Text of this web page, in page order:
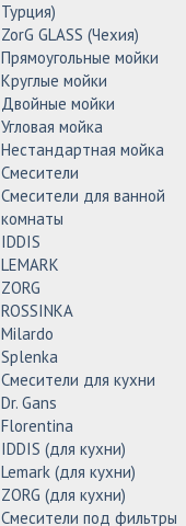
Турция)
ZorG GLASS (Чехия)
Прямоугольные мойки
Круглые мойки
Двойные мойки
Угловая мойка
Нестандартная мойка
Смесители
Смесители для ванной
комнаты
IDDIS
LEMARK
ZORG
ROSSINKA
Milardo
Splenka
Смесители для кухни
Dr. Gans
Florentina
IDDIS (для кухни)
Lemark (для кухни)
ZORG (для кухни)
Смесители под фильтры